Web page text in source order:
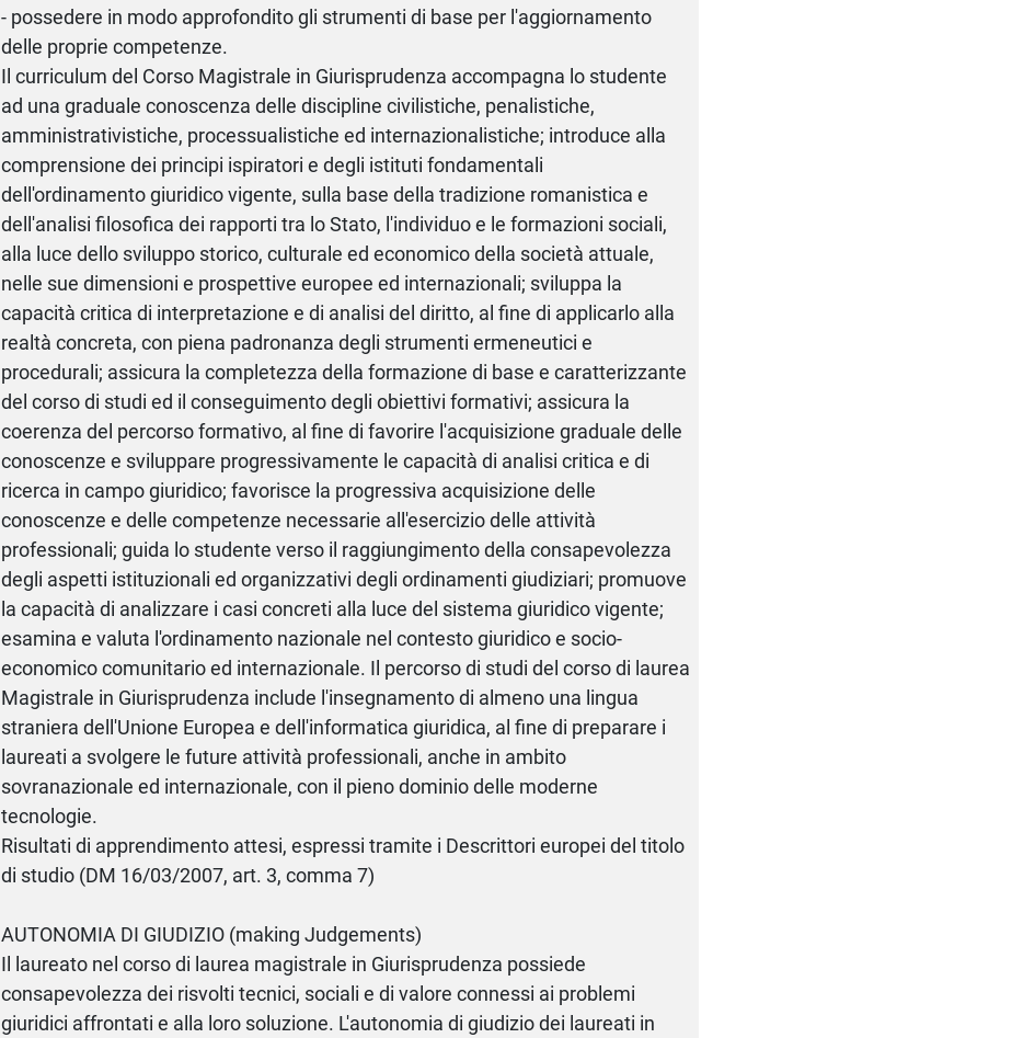
- possedere in modo approfondito gli strumenti di base per l'aggiornamento
delle proprie competenze.
Il curriculum del Corso Magistrale in Giurisprudenza accompagna lo studente
ad una graduale conoscenza delle discipline civilistiche, penalistiche,
amministrativistiche, processualistiche ed internazionalistiche; introduce alla
comprensione dei principi ispiratori e degli istituti fondamentali
dell'ordinamento giuridico vigente, sulla base della tradizione romanistica e
dell'analisi filosofica dei rapporti tra lo Stato, l'individuo e le formazioni sociali,
alla luce dello sviluppo storico, culturale ed economico della società attuale,
nelle sue dimensioni e prospettive europee ed internazionali; sviluppa la
capacità critica di interpretazione e di analisi del diritto, al fine di applicarlo alla
realtà concreta, con piena padronanza degli strumenti ermeneutici e
procedurali; assicura la completezza della formazione di base e caratterizzante
del corso di studi ed il conseguimento degli obiettivi formativi; assicura la
coerenza del percorso formativo, al fine di favorire l'acquisizione graduale delle
conoscenze e sviluppare progressivamente le capacità di analisi critica e di
ricerca in campo giuridico; favorisce la progressiva acquisizione delle
conoscenze e delle competenze necessarie all'esercizio delle attività
professionali; guida lo studente verso il raggiungimento della consapevolezza
degli aspetti istituzionali ed organizzativi degli ordinamenti giudiziari; promuove
la capacità di analizzare i casi concreti alla luce del sistema giuridico vigente;
esamina e valuta l'ordinamento nazionale nel contesto giuridico e socio-
economico comunitario ed internazionale. Il percorso di studi del corso di laurea
Magistrale in Giurisprudenza include l'insegnamento di almeno una lingua
straniera dell'Unione Europea e dell'informatica giuridica, al fine di preparare i
laureati a svolgere le future attività professionali, anche in ambito
sovranazionale ed internazionale, con il pieno dominio delle moderne
tecnologie.
Risultati di apprendimento attesi, espressi tramite i Descrittori europei del titolo
di studio (DM 16/03/2007, art. 3, comma 7)
AUTONOMIA DI GIUDIZIO (making Judgements)
Il laureato nel corso di laurea magistrale in Giurisprudenza possiede
consapevolezza dei risvolti tecnici, sociali e di valore connessi ai problemi
giuridici affrontati e alla loro soluzione. L'autonomia di giudizio dei laureati in